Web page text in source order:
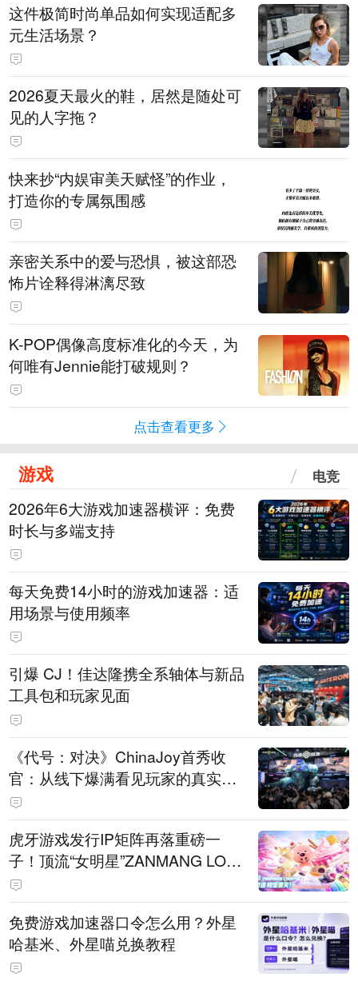
这件极简时尚单品如何实现适配多
元生活场景？
2026夏天最火的鞋，居然是随处可
见的人字拖？
快来抄“内娱审美天赋怪”的作业，
打造你的专属氛围感
亲密关系中的爱与恐惧，被这部恐
怖片诠释得淋漓尽致
K-POP偶像高度标准化的今天，为
何唯有Jennie能打破规则？
点击查看更多
游戏 电竞
2026年6大游戏加速器横评：免费
时长与多端支持
每天免费14小时的游戏加速器：适
用场景与使用频率
引爆 CJ！佳达隆携全系轴体与新品
工具包和玩家见面
《代号：对决》ChinaJoy首秀收
官：从线下爆满看见玩家的真实期
待
虎牙游戏发行IP矩阵再落重磅一
子！顶流“女明星”ZANMANG LOO
PY 正版3D消除手游《消消奇遇》
惊喜曝光
免费游戏加速器口令怎么用？外星
哈基米、外星喵兑换教程